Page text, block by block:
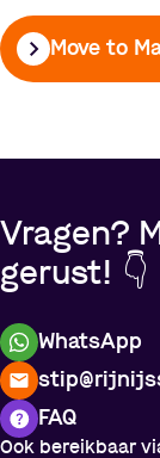
Move to
Vragen?
gerust! 👇
WhatsApp
FAQ
Ook bereikbaar